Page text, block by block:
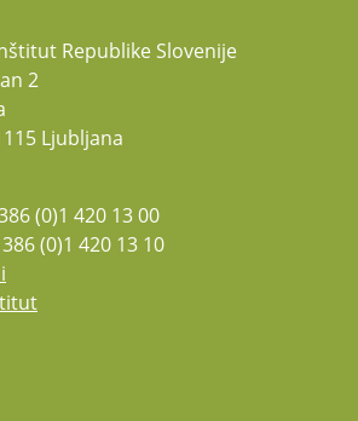
Republike Slovenije
2
Ljubljana
(0)1 420 13 00
(0)1 420 13 10